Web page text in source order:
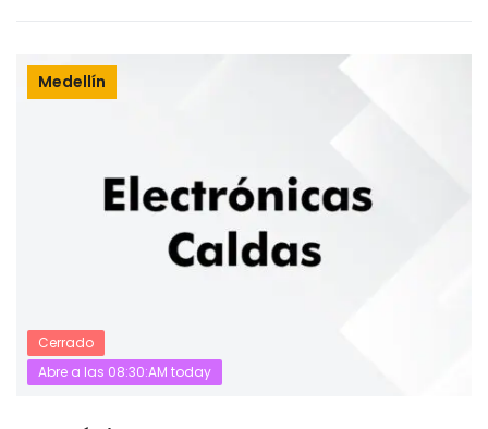
Medellín
Cerrado
Abre a las 08:30:AM today